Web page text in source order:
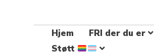
Hjem FRI der du er
Støtt